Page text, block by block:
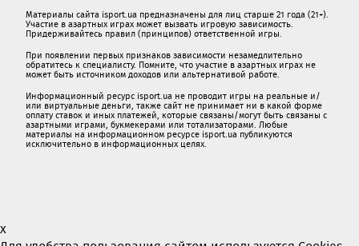
Материалы сайта isport.ua предназначены для лиц старше 21 года (21+).
Участие в азартных играх может вызвать игровую зависимость.
Придерживайтесь правил (принципов) ответственной игры.
При появлении первых признаков зависимости незамедлительно
обратитесь к специалисту. Помните, что участие в азартных играх не
может быть источником доходов или альтернативой работе.
Информационный ресурс isport.ua не проводит игры на реальные и/
или виртуальные деньги, также сайт не принимает ни в какой форме
oплaту ставок и иных платежей, которые связаны/могут быть связаны c
азартными игрaми, букмекерами или тотализаторами. Любые
материалы на информационном ресурсе isport.ua публикуютcя
исключительно в информационных целях.
x